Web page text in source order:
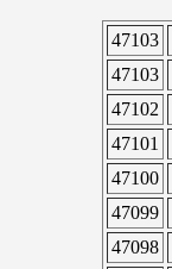
47103
47103
47102
47101
47100
47099
47098